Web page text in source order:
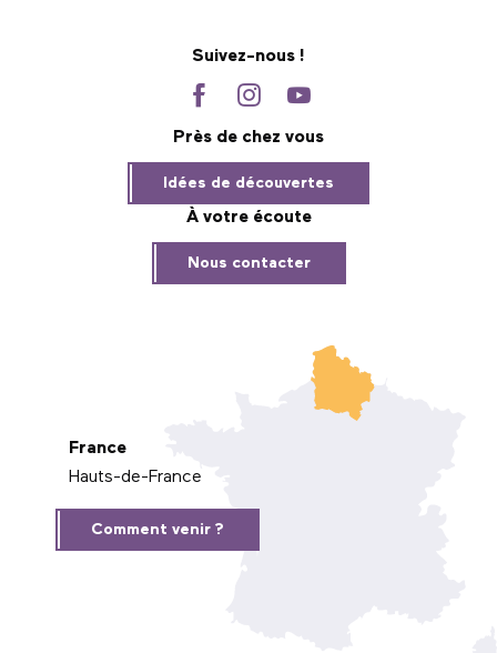
Suivez-nous !
Près de chez vous
Idées de découvertes
À votre écoute
Nous contacter
France
Hauts-de-France
Comment venir ?